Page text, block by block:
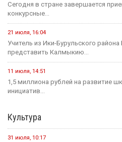
Сегодня в стране завершается
конкурсные...
21 июля, 16:04
Учитель из Ики-Бурульского района
представить Калмыкию...
11 июля, 14:51
1,5 миллиона рублей на развитие
инициатив...
Культура
31 июля, 10:17